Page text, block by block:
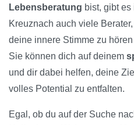
Lebensberatung bist, gibt
Kreuznach auch viele
deine innere Stimme zu
Sie können dich auf deinem
und dir dabei helfen, deine
volles Potential zu entfalten.
Egal, ob du auf der Suche